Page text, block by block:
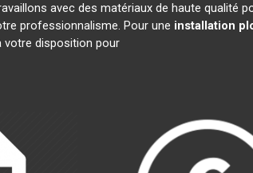
avec des matériaux de haute qualité
professionnalisme. Pour une installation
votre disposition pour